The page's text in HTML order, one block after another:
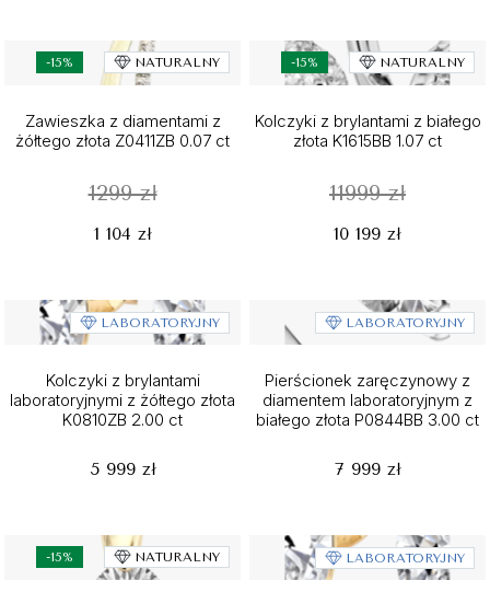
-15% NATURALNY
Zawieszka z diamentami z
żółtego złota Z0411ZB 0.07 ct
1299 zł
1 104 zł
-15% NATURALNY
Kolczyki z brylantami z białego
złota K1615BB 1.07 ct
11999 zł
10 199 zł
LABORATORYJNY
Kolczyki z brylantami
laboratoryjnymi z żółtego złota
K0810ZB 2.00 ct
5 999 zł
LABORATORYJNY
Pierścionek zaręczynowy z
diamentem laboratoryjnym z
białego złota P0844BB 3.00 ct
7 999 zł
-15% NATURALNY LABORATORYJNY